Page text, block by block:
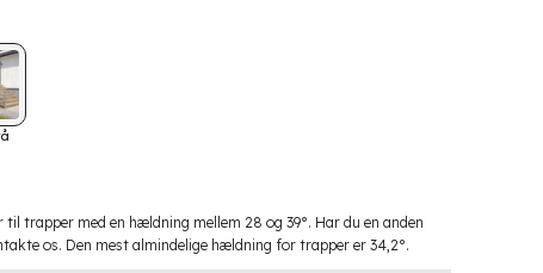
trapper med en hældning mellem 28 og 39°. Har du en anden
os. Den mest almindelige hældning for trapper er 34,2°.